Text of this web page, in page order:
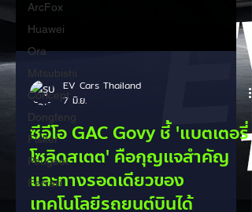
ArcFox
Huawei
Ora
Mitsubishi
Concept
Dongfeng
Fisker
Peugeot
Ferrari
EV Cars Thailand
7 มิ.ย.
ซีอีโอ GAC Govy ชี้ 'แบตเตอรี่
โซลิดสเตต' คือกุญแจสำคัญ